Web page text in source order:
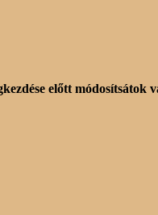
előtt módosítsátok